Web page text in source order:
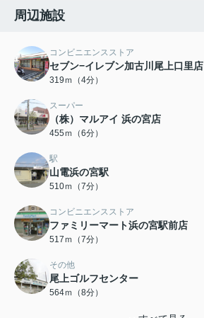
周辺施設
コンビニエンスストア
セブン−イレブン加古川尾上口里店
319ｍ（4分）
スーパー
（株）マルアイ 浜の宮店
455ｍ（6分）
駅
山電浜の宮駅
510ｍ（7分）
コンビニエンスストア
ファミリーマート浜の宮駅前店
517ｍ（7分）
その他
尾上ゴルフセンター
564ｍ（8分）